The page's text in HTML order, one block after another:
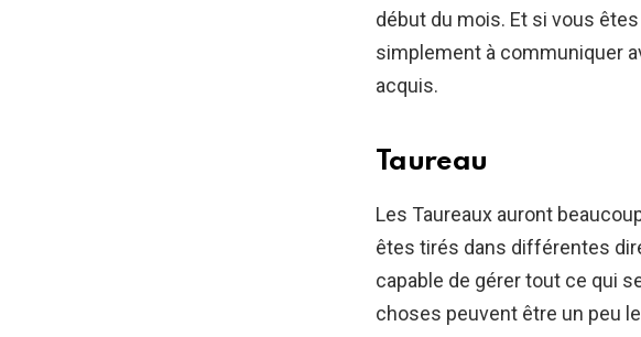
début du mois. Et si vous
simplement à communiquer
acquis.
Taureau
Les Taureaux auront
êtes tirés dans différentes
capable de gérer tout ce qui
choses peuvent être un peu